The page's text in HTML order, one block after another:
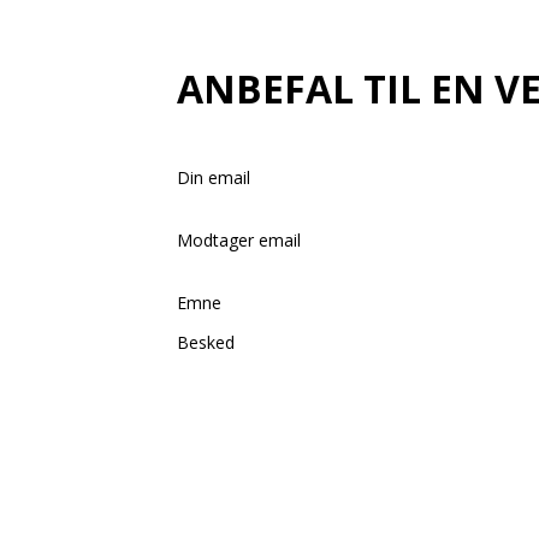
ANBEFAL TIL EN
Din email
Modtager email
Emne
Besked